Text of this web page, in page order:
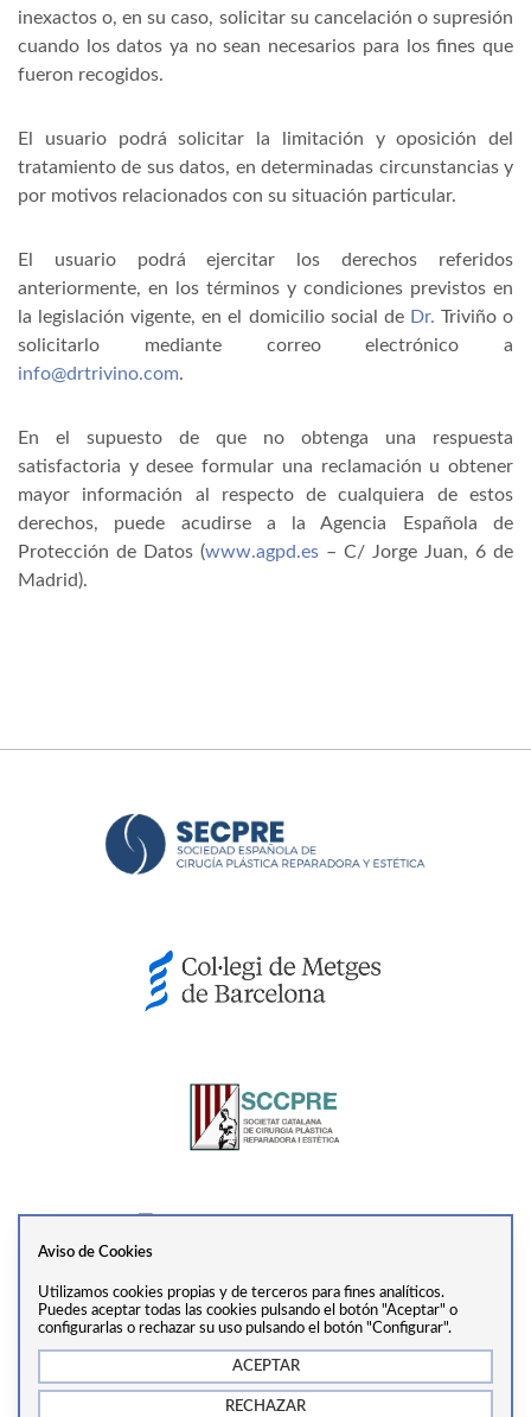
inexactos o, en su caso, solicitar su cancelación o supresión
cuando los datos ya no sean necesarios para los fines que
fueron recogidos.
El usuario podrá solicitar la limitación y oposición del
tratamiento de sus datos, en determinadas circunstancias y
por motivos relacionados con su situación particular.
El usuario podrá ejercitar los derechos referidos
anteriormente, en los términos y condiciones previstos en
la legislación vigente, en el domicilio social de Dr. Triviño o
solicitarlo mediante correo electrónico a
info@drtrivino.com.
En el supuesto de que no obtenga una respuesta
satisfactoria y desee formular una reclamación u obtener
mayor información al respecto de cualquiera de estos
derechos, puede acudirse a la Agencia Española de
Protección de Datos (www.agpd.es – C/ Jorge Juan, 6 de
Madrid).
Ver perfil
+34 938 55 31 68
Aviso de Cookies
Utilizamos cookies propias y de terceros para fines analíticos.
Puedes aceptar todas las cookies pulsando el botón "Aceptar" o
configurarlas o rechazar su uso pulsando el botón "Configurar".
ACEPTAR
RECHAZAR